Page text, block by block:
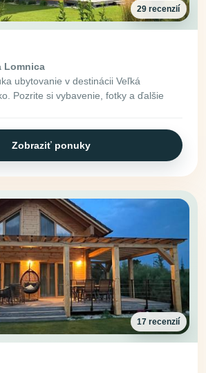
29 recenzií
Lomnica
ubytovanie v destinácii Veľká
Pozrite si vybavenie, fotky a ďalšie
Zobraziť ponuky
17 recenzií